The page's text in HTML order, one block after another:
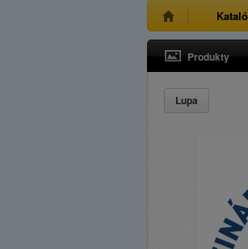
Produkty
Lupa